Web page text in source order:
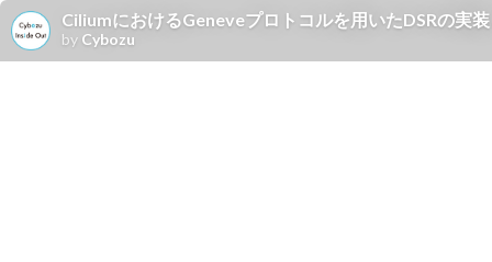
CiliumにおけるGeneveプロトコルを用いたDSRの実
by Cybozu